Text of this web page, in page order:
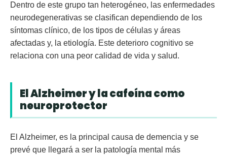
Dentro de este grupo tan heterogéneo, las enfermedades
neurodegenerativas se clasifican dependiendo de los
síntomas clínico, de los tipos de células y áreas
afectadas y, la etiología. Este deterioro cognitivo se
relaciona con una peor calidad de vida y salud.
El Alzheimer y la cafeína como
neuroprotector
El Alzheimer, es la principal causa de demencia y se
prevé que llegará a ser la patología mental más